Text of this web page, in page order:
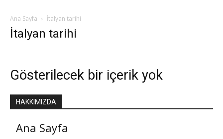
Ana Sayfa İtalyan tarihi
İtalyan tarihi
Gösterilecek bir içerik yok
HAKKIMIZDA
Ana Sayfa